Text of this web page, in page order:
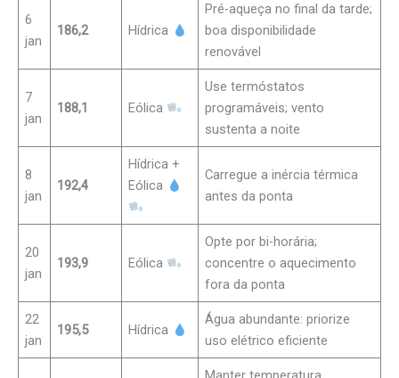
6
jan
186,2 Hídrica
Pré-aqueça no final da tarde;
boa disponibilidade
renovável
7
jan
188,1 Eólica
Use termóstatos
programáveis; vento
sustenta a noite
8
jan
192,4
Hídrica +
Eólica
Carregue a inércia térmica
antes da ponta
20
jan
193,9 Eólica
Opte por bi-horária;
concentre o aquecimento
fora da ponta
22
jan
195,5 Hídrica
Água abundante: priorize
uso elétrico eficiente